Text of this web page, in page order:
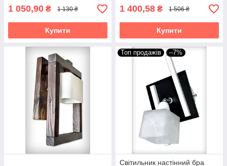
1 050,90 ₴ 1 130 ₴
Купити
1 400,58 ₴ 1 506 ₴
Купити
Топ продажів –7%
Світильник настінний бра